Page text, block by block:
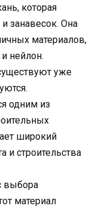
которая
занавесок. Она
материалов,
нейлон.
уже
одним из
широкий
и строительства
выбора
материал